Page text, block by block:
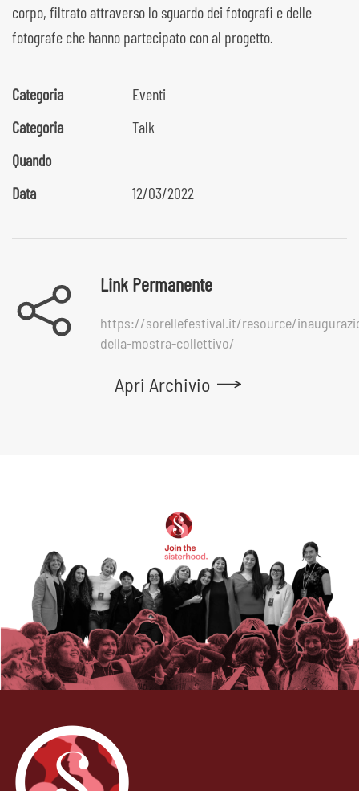
corpo, filtrato attraverso lo sguardo dei fotografi e delle
fotografe che hanno partecipato con al progetto.
Categoria
Eventi
Categoria
Talk
Quando
Data
12/03/2022
Link Permanente
https://sorellefestival.it/resource/
della-mostra-collettivo/
Apri Archivio